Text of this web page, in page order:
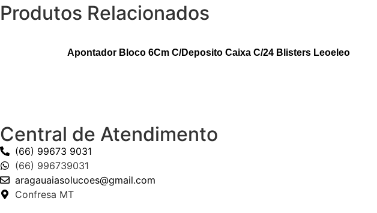
Produtos Relacionados
Apontador Bloco 6Cm C/Deposito Caixa C/24 Blisters Leoeleo
Central de Atendimento
(66) 99673 9031
(66) 996739031
aragauaiasolucoes@gmail.com
Confresa MT